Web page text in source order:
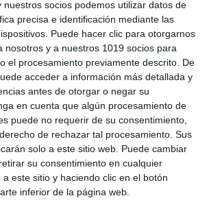
nuestros socios podemos utilizar datos de
precisa e identificación mediante las
Puede hacer clic para otorgarnos
nosotros y a nuestros 1019 socios para
el procesamiento previamente descrito. De
acceder a información más detallada y
antes de otorgar o negar su
en cuenta que algún procesamiento de
puede no requerir de su consentimiento,
de rechazar tal procesamiento. Sus
solo a este sitio web. Puede cambiar
su consentimiento en cualquier
este sitio y haciendo clic en el botón
inferior de la página web.
Suscribirse
Únete a otros 550 suscriptores
A NUESTRO GRUPO
DE WHATSAPP